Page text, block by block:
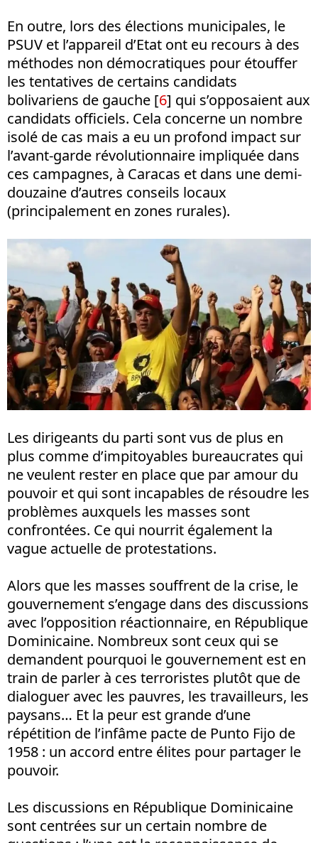
En outre, lors des élections municipales, le
PSUV et l’appareil d’Etat ont eu recours à des
méthodes non démocratiques pour étouffer
les tentatives de certains candidats
bolivariens de gauche [6] qui s’opposaient aux
candidats officiels. Cela concerne un nombre
isolé de cas mais a eu un profond impact sur
l’avant-garde révolutionnaire impliquée dans
ces campagnes, à Caracas et dans une demi-
douzaine d’autres conseils locaux
(principalement en zones rurales).
Les dirigeants du parti sont vus de plus en
plus comme d’impitoyables bureaucrates qui
ne veulent rester en place que par amour du
pouvoir et qui sont incapables de résoudre les
problèmes auxquels les masses sont
confrontées. Ce qui nourrit également la
vague actuelle de protestations.
Alors que les masses souffrent de la crise, le
gouvernement s’engage dans des discussions
avec l’opposition réactionnaire, en République
Dominicaine. Nombreux sont ceux qui se
demandent pourquoi le gouvernement est en
train de parler à ces terroristes plutôt que de
dialoguer avec les pauvres, les travailleurs, les
paysans… Et la peur est grande d’une
répétition de l’infâme pacte de Punto Fijo de
1958 : un accord entre élites pour partager le
pouvoir.
Les discussions en République Dominicaine
sont centrées sur un certain nombre de